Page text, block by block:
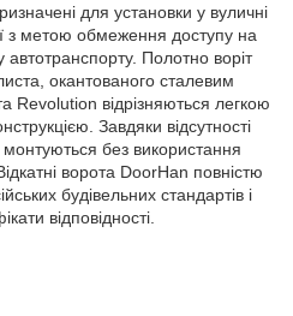
для установки у вуличні
з метою обмеження доступу на
автотранспорту. Полотно воріт
окантованого сталевим
Revolution відрізняються легкою
Завдяки відсутності
без використання
ворота DoorHan повністю
будівельних стандартів і
відповідності.